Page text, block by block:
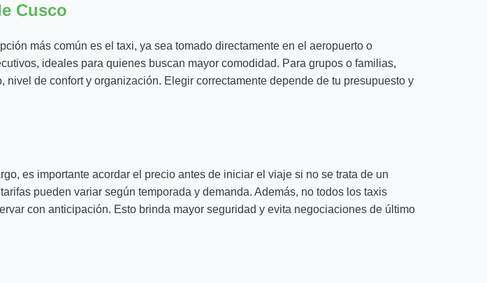
Cusco
más común es el taxi, ya sea tomado directamente en el aeropuerto o
ideales para quienes buscan mayor comodidad. Para grupos o familias,
de confort y organización. Elegir correctamente depende de tu presupuesto y
es importante acordar el precio antes de iniciar el viaje si no se trata de un
pueden variar según temporada y demanda. Además, no todos los taxis
con anticipación. Esto brinda mayor seguridad y evita negociaciones de último